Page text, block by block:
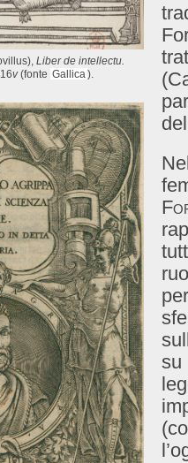
Liber de intellectu.
v(fonte Gallica ).
su